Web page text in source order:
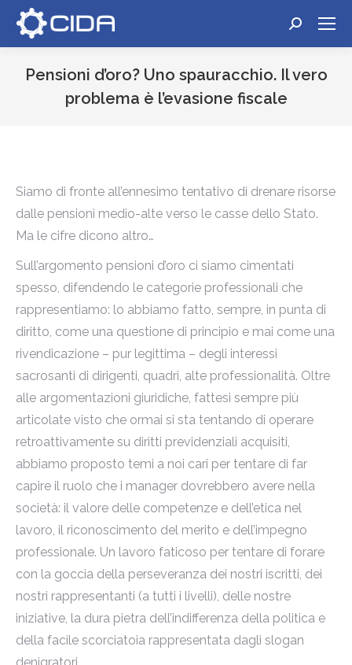
Cerca:
Pensioni d’oro? Uno spauracchio. Il vero
problema è l’evasione fiscale
Siamo di fronte all’ennesimo tentativo di drenare risorse
dalle pensioni medio-alte verso le casse dello Stato.
Ma le cifre dicono altro…
Sull’argomento pensioni d’oro ci siamo cimentati
spesso, difendendo le categorie professionali che
rappresentiamo: lo abbiamo fatto, sempre, in punta di
diritto, come una questione di principio e mai come una
rivendicazione – pur legittima – degli interessi
sacrosanti di dirigenti, quadri, alte professionalità. Oltre
alle argomentazioni giuridiche, fattesi sempre più
articolate visto che ormai si sta tentando di operare
retroattivamente su diritti previdenziali acquisiti,
abbiamo proposto temi a noi cari per tentare di far
capire il ruolo che i manager dovrebbero avere nella
società: il valore delle competenze e dell’etica nel
lavoro, il riconoscimento del merito e dell’impegno
professionale. Un lavoro faticoso per tentare di forare
con la goccia della perseveranza dei nostri iscritti, dei
nostri rappresentanti (a tutti i livelli), delle nostre
iniziative, la dura pietra dell’indifferenza della politica e
della facile scorciatoia rappresentata dagli slogan